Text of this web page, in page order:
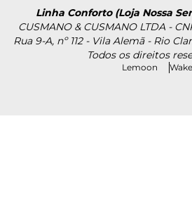
Linha Conforto (Loja Nossa
CUSMANO & CUSMANO LTDA -
Rua 9-A, nº 112 - Vila Alemã - Rio
Todos os direitos
Lemoon Wake